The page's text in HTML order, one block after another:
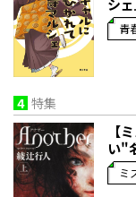
シ
青
4 特集
【
い"
ミ